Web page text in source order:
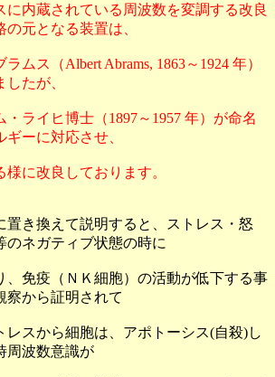
に内蔵されている周波数を変調する改良
元となる装置は、
ムス（Albert Abrams, 1863～1924 年）
たが、
・ライヒ博士（1897～1957 年）が命名
ーに対応させ、
に改良しております。
置き換えて説明すると、ストレス・怒
のネガティブ状態の時に
、免疫（ＮＫ細胞）の活動が低下する事
察から証明されて
レスから細胞は、アポトーシス(自殺)し
周波数意識が